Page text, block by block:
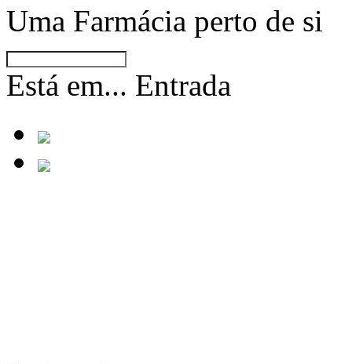
Uma Farmácia perto de si
Está em... Entrada